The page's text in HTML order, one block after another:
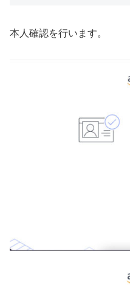
本人確認を行います。